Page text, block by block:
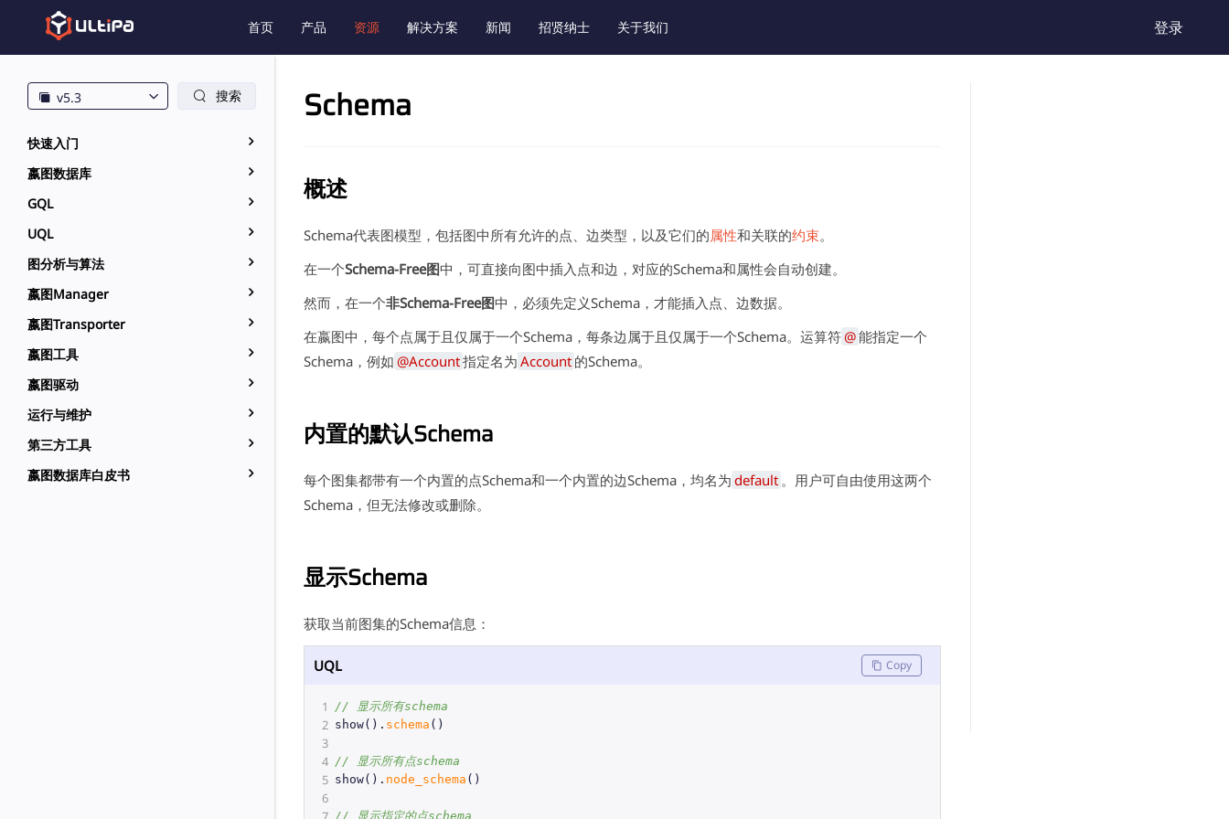
首页 产品 资源 解决方案 新闻 招贤纳士 关于我们 登录
v5.3 搜索
快速入门
嬴图数据库
GQL
UQL
图分析与算法
嬴图Manager
嬴图Transporter
嬴图工具
嬴图驱动
运行与维护
第三方工具
嬴图数据库白皮书
Schema
概述
Schema代表图模型，包括图中所有允许的点、边类型，以及它们的属性和关联的约束。
在一个Schema-Free图中，可直接向图中插入点和边，对应的Schema和属性会自动创建。
然而，在一个非Schema-Free图中，必须先定义Schema，才能插入点、边数据。
在嬴图中，每个点属于且仅属于一个Schema，每条边属于且仅属于一个Schema。运算符@能指定一个
Schema，例如 @Account指定名为 Account 的Schema。
内置的默认Schema
每个图集都带有一个内置的点Schema和一个内置的边Schema，均名为 default 。用户可自由使用这两个
Schema，但无法修改或删除。
显示Schema
获取当前图集的Schema信息：
UQL Copy
1 // 显示所有schema
2 show(). schema ()
3
4 // 显示所有点schema
5 show(). node_schema ()
6
// 显示指定的点schema